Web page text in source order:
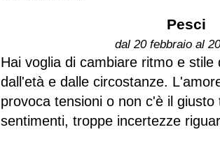
Pesci
dal 20 febbraio al
Hai voglia di cambiare ritmo e stile
dall'età e dalle circostanze.
provoca tensioni o non c'è il
sentimenti, troppe incertezze